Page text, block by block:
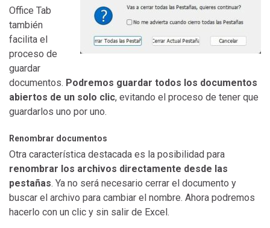
Office Tab
también
facilita el
proceso de
guardar
documentos. Podremos guardar todos los documentos
abiertos de un solo clic, evitando el proceso de tener que
guardarlos uno por uno.
Renombrar documentos
Otra característica destacada es la posibilidad para
renombrar los archivos directamente desde las
pestañas. Ya no será necesario cerrar el documento y
buscar el archivo para cambiar el nombre. Ahora podremos
hacerlo con un clic y sin salir de Excel.